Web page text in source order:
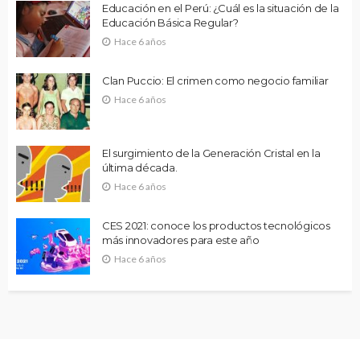
Educación en el Perú: ¿Cuál es la situación de la
Educación Básica Regular?
Hace 6 años
Clan Puccio: El crimen como negocio familiar
Hace 6 años
El surgimiento de la Generación Cristal en la
última década.
Hace 6 años
CES 2021: conoce los productos tecnológicos
más innovadores para este año
Hace 6 años